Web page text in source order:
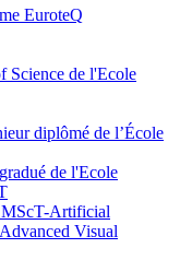
EuroteQ
Science de l'Ecole
diplômé de l’École
de l'Ecole
Artificial
Visual